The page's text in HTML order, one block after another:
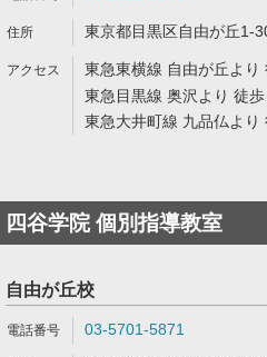
東京都目黒区自由が丘1-
東急東横線 自由が丘より
東急目黒線 奥沢より 徒
東急大井町線 九品仏より
四谷学院 個別指導教室
自由が丘校
03-5701-5871